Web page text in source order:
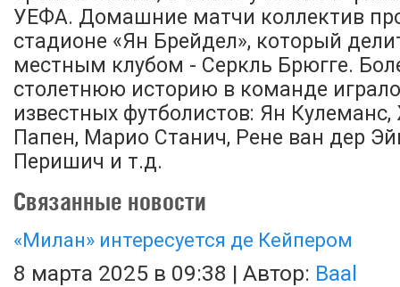
УЕФА. Домашние матчи коллектив
стадионе «Ян Брейдел», который
местным клубом - Серкль Брюгге.
столетнюю историю в команде
известных футболистов: Ян
Папен, Марио Станич, Рене ван дер
Перишич и т.д.
Связанные новости
«Милан» интересуется де Кейпером
8 марта 2025 в 09:38 | Автор: Baal